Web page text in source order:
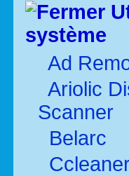
système
Ad
Ariolic
Scanner
Belarc